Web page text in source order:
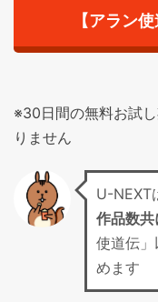
【アラン
※30日間の無料お試
りません
U-NEXT
作品数共
使道伝
めます